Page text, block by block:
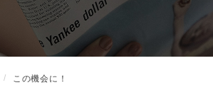
この機会に！